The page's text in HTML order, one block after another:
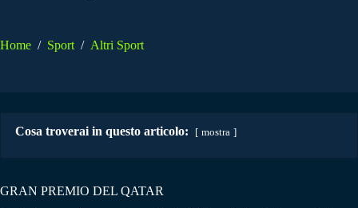
Home / Sport / Altri Sport
Cosa troverai in questo articolo: mostra
GRAN PREMIO DEL QATAR